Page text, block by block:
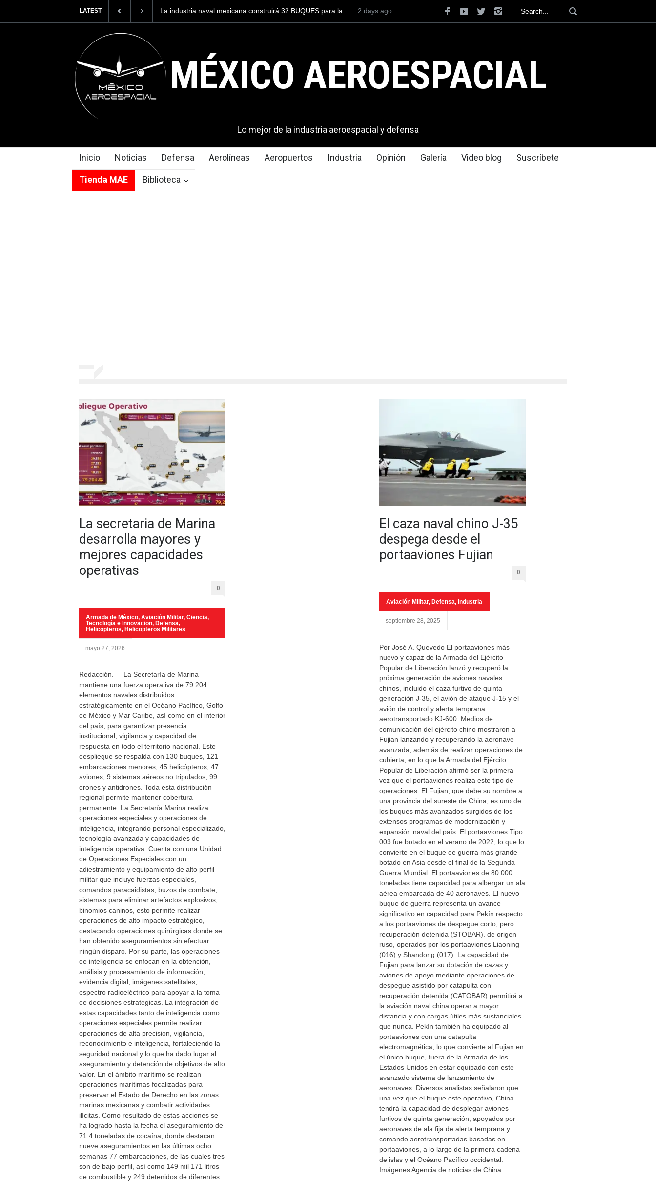
LATEST
La industria naval mexicana construirá 32 BUQUES para la
Entrenar a un piloto para volar los nuevos C-130J mexicanos
México se posiciona como el cuarto exportador aeroespacial
del mundo, al superar los 13,600 millones de dólares en
exportaciones en el 2025.
2 days ago
MÉXICO AEROESPACIAL
Lo mejor de la industria aeroespacial y defensa
Inicio Noticias Defensa Aerolíneas Aeropuertos Industria Opinión Galería Video blog Suscríbete
Tienda MAE Biblioteca
La secretaria de Marina
desarrolla mayores y
mejores capacidades
operativas
0
Armada de México, Aviación Militar, Ciencia,
Tecnología e Innovacion, Defensa,
Helicópteros, Helicopteros Militares
mayo 27, 2026
Redacción. – La Secretaría de Marina
mantiene una fuerza operativa de 79.204
elementos navales distribuidos
estratégicamente en el Océano Pacífico, Golfo
de México y Mar Caribe, así como en el interior
del país, para garantizar presencia
institucional, vigilancia y capacidad de
respuesta en todo el territorio nacional. Este
despliegue se respalda con 130 buques, 121
embarcaciones menores, 45 helicópteros, 47
aviones, 9 sistemas aéreos no tripulados, 99
drones y antidrones. Toda esta distribución
regional permite mantener cobertura
permanente. La Secretaría Marina realiza
operaciones especiales y operaciones de
inteligencia, integrando personal especializado,
tecnología avanzada y capacidades de
inteligencia operativa. Cuenta con una Unidad
de Operaciones Especiales con un
adiestramiento y equipamiento de alto perfil
militar que incluye fuerzas especiales,
comandos paracaidistas, buzos de combate,
sistemas para eliminar artefactos explosivos,
binomios caninos, esto permite realizar
operaciones de alto impacto estratégico,
destacando operaciones quirúrgicas donde se
han obtenido aseguramientos sin efectuar
ningún disparo. Por su parte, las operaciones
de inteligencia se enfocan en la obtención,
análisis y procesamiento de información,
evidencia digital, imágenes satelitales,
espectro radioeléctrico para apoyar a la toma
de decisiones estratégicas. La integración de
estas capacidades tanto de inteligencia como
operaciones especiales permite realizar
operaciones de alta precisión, vigilancia,
reconocimiento e inteligencia, fortaleciendo la
seguridad nacional y lo que ha dado lugar al
aseguramiento y detención de objetivos de alto
valor. En el ámbito marítimo se realizan
operaciones marítimas focalizadas para
preservar el Estado de Derecho en las zonas
marinas mexicanas y combatir actividades
ilícitas. Como resultado de estas acciones se
ha logrado hasta la fecha el aseguramiento de
71.4 toneladas de cocaína, donde destacan
nueve aseguramientos en las últimas ocho
semanas 77 embarcaciones, de las cuales tres
son de bajo perfil, así como 149 mil 171 litros
de combustible y 249 detenidos de diferentes
El caza naval chino J-35
despega desde el
portaaviones Fujian
0
Aviación Militar, Defensa, Industria
septiembre 28, 2025
Por José A. Quevedo El portaaviones más
nuevo y capaz de la Armada del Ejército
Popular de Liberación lanzó y recuperó la
próxima generación de aviones navales
chinos, incluido el caza furtivo de quinta
generación J-35, el avión de ataque J-15 y el
avión de control y alerta temprana
aerotransportado KJ-600. Medios de
comunicación del ejército chino mostraron a
Fujian lanzando y recuperando la aeronave
avanzada, además de realizar operaciones de
cubierta, en lo que la Armada del Ejército
Popular de Liberación afirmó ser la primera
vez que el portaaviones realiza este tipo de
operaciones. El Fujian, que debe su nombre a
una provincia del sureste de China, es uno de
los buques más avanzados surgidos de los
extensos programas de modernización y
expansión naval del país. El portaaviones Tipo
003 fue botado en el verano de 2022, lo que lo
convierte en el buque de guerra más grande
botado en Asia desde el final de la Segunda
Guerra Mundial. El portaaviones de 80.000
toneladas tiene capacidad para albergar un ala
aérea embarcada de 40 aeronaves. El nuevo
buque de guerra representa un avance
significativo en capacidad para Pekín respecto
a los portaaviones de despegue corto, pero
recuperación detenida (STOBAR), de origen
ruso, operados por los portaaviones Liaoning
(016) y Shandong (017). La capacidad de
Fujian para lanzar su dotación de cazas y
aviones de apoyo mediante operaciones de
despegue asistido por catapulta con
recuperación detenida (CATOBAR) permitirá a
la aviación naval china operar a mayor
distancia y con cargas útiles más sustanciales
que nunca. Pekín también ha equipado al
portaaviones con una catapulta
electromagnética, lo que convierte al Fujian en
el único buque, fuera de la Armada de los
Estados Unidos en estar equipado con este
avanzado sistema de lanzamiento de
aeronaves. Diversos analistas señalaron que
una vez que el buque este operativo, China
tendrá la capacidad de desplegar aviones
furtivos de quinta generación, apoyados por
aeronaves de ala fija de alerta temprana y
comando aerotransportadas basadas en
portaaviones, a lo largo de la primera cadena
de islas y el Océano Pacífico occidental.
Imágenes Agencia de noticias de China